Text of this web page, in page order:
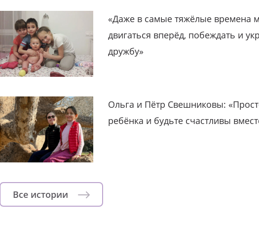
«Даже в самые тяжёлые времена
двигаться вперёд, побеждать и
дружбу»
Ольга и Пётр Свешниковы:
ребёнка и будьте счастливы
Все истории